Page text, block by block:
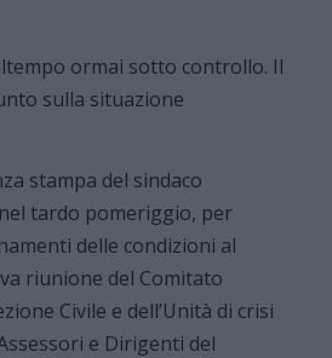
stampa del sindaco
tardo pomeriggio, per
delle condizioni al
riunione del Comitato
Civile e dell’Unità di crisi
e Dirigenti del